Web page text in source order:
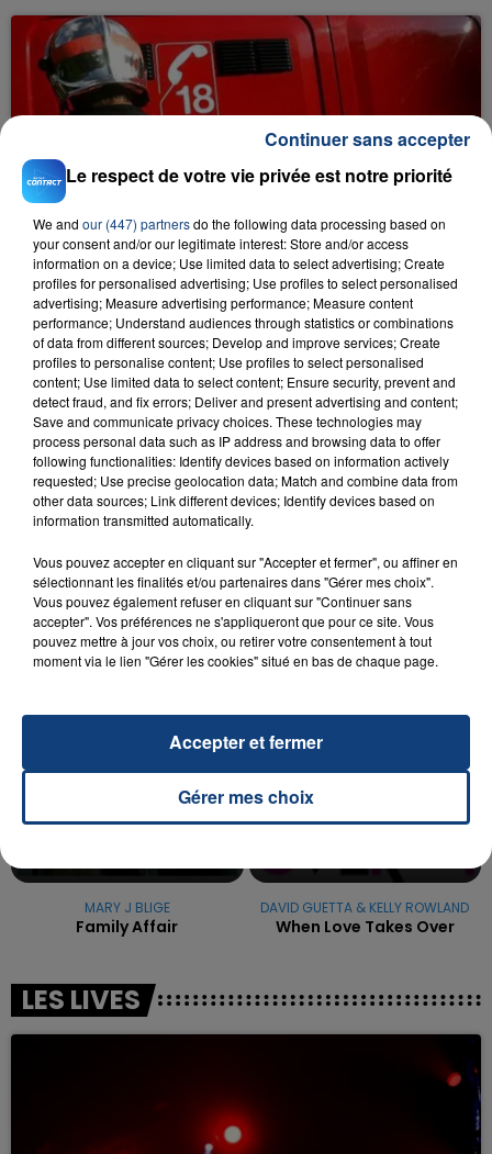
23 juillet 2026
INCENDIE MORTEL À LENS : UNE FEMME ET
SON BÉBÉ ENTRE LA VIE ET LA...
Un homme s'est immolé par le feu après avoir
aspergé sa compagne et leur bébé de trois mois
d'un liquide inflammable.
20 juillet 2026
UNE ADOLESCENTE DEVANT SE FAIRE
OPÉRER DE LA CHEVILLE RESSORT DE LA...
reconnu sa responsabilité et présenté ses
excuses.
TITRES DIFFUSÉS
MARY J BLIGE
Family Affair
DAVID GUETTA & KELLY ROWLAND
When Love Takes Over
LES LIVES
Le respect de votre vie privée est notre priorité
We and our (447) partnersdo the following data processing based on
your consent and/or our legitimate interest: Store and/or access
information on a device; Use limited data to select advertising; Create
profiles for personalised advertising; Use profiles to select personalised
advertising; Measure advertising performance; Measure content
performance; Understand audiences through statistics or combinations
of data from different sources; Develop and improve services; Create
profiles to personalise content; Use profiles to select personalised
content; Use limited data to select content; Ensure security, prevent and
detect fraud, and fix errors; Deliver and present advertising and content;
Save and communicate privacy choices. These technologies may
process personal data such as IP address and browsing data to offer
following functionalities: Identify devices based on information actively
requested; Use precise geolocation data; Match and combine data from
other data sources; Link different devices; Identify devices based on
information transmitted automatically.
Vous pouvez accepter en cliquant sur "Accepter et fermer", ou affiner en
sélectionnant les finalités et/ou partenaires dans "Gérer mes choix".
Vous pouvez également refuser en cliquant sur "Continuer sans
accepter". Vos préférences ne s'appliqueront que pour ce site. Vous
pouvez mettre à jour vos choix, ou retirer votre consentement à tout
moment via le lien "Gérer les cookies" situé en bas de chaque page.
Gérer mes choix
Accepter et fermer
Continuer sans accepter